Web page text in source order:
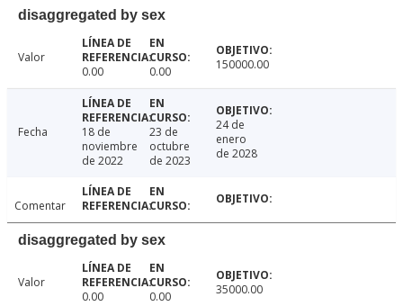
disaggregated by sex
Valor
0.00
0.00 150000.00
Fecha
18 de
noviembre
de 2022
23 de
octubre
de 2023
24 de
enero
de 2028
Comentar
disaggregated by sex
Valor
0.00
0.00 35000.00